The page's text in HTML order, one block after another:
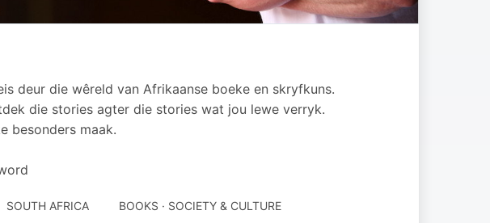
deur die wêreld van Afrikaanse boeke en skryfkuns.
die stories agter die stories wat jou lewe verryk.
besonders maak.
SOUTH AFRICA
BOOKS · SOCIETY & CULTURE